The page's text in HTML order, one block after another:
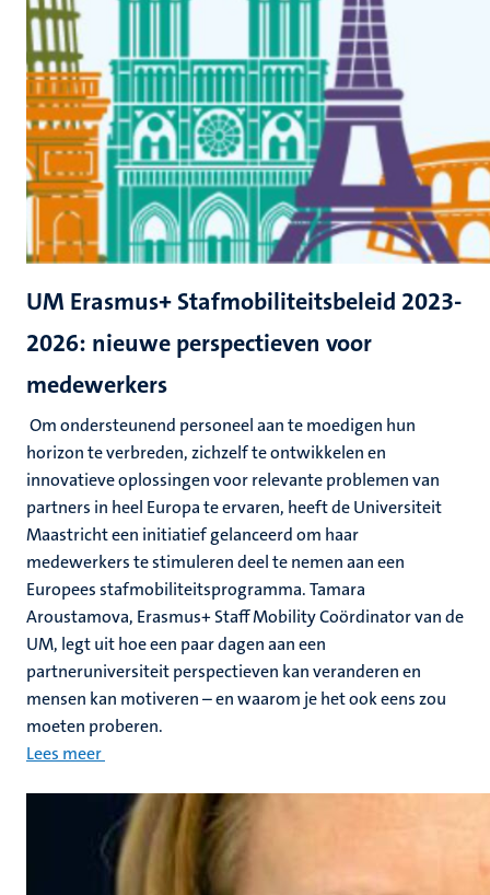
UM Erasmus+ Stafmobiliteitsbeleid 2023-
2026: nieuwe perspectieven voor
medewerkers
Om ondersteunend personeel aan te moedigen hun
horizon te verbreden, zichzelf te ontwikkelen en
innovatieve oplossingen voor relevante problemen van
partners in heel Europa te ervaren, heeft de Universiteit
Maastricht een initiatief gelanceerd om haar
medewerkers te stimuleren deel te nemen aan een
Europees stafmobiliteitsprogramma. Tamara
Aroustamova, Erasmus+ Staff Mobility Coördinator van de
UM, legt uit hoe een paar dagen aan een
partneruniversiteit perspectieven kan veranderen en
mensen kan motiveren – en waarom je het ook eens zou
moeten proberen.
Lees meer